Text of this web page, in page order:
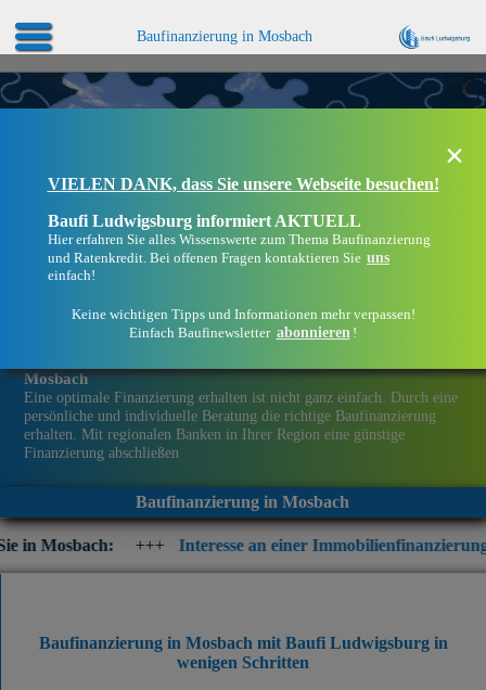
Baufinanzierung in Mosbach
Mosbach
Eine optimale Finanzierung erhalten ist nicht ganz einfach. Durch eine
persönliche und individuelle Beratung die richtige Baufinanzierung
erhalten. Mit regionalen Banken in Ihrer Region eine günstige
Finanzierung abschließen
Baufinanzierung in Mosbach
+++ Interesse an einer Immobilienfinanzierung? Prüfen Sie
×
VIELEN DANK, dass Sie unsere Webseite besuchen!
Baufi Ludwigsburg informiert AKTUELL
Hier erfahren Sie alles Wissenswerte zum Thema Baufinanzierung
und Ratenkredit. Bei offenen Fragen kontaktieren Sie uns
einfach!
Keine wichtigen Tipps und Informationen mehr verpassen!
Einfach Baufinewsletter abonnieren !
Baufinanzierung in Mosbach mit Baufi Ludwigsburgin
wenigen Schritten